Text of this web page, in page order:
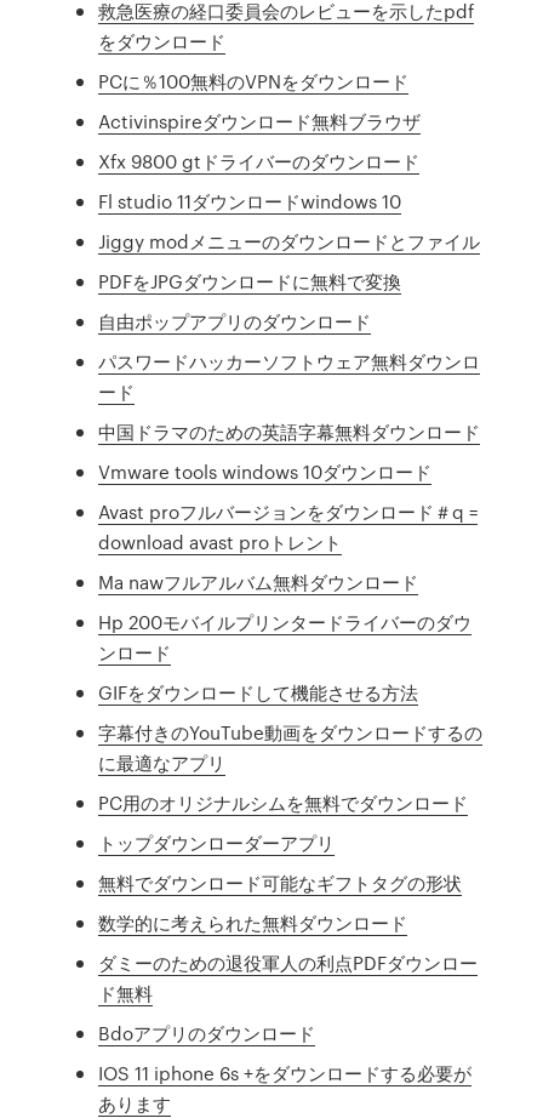
救急医療の経口委員会のレビューを示したpdf
をダウンロード
PCに％100無料のVPNをダウンロード
Activinspireダウンロード無料ブラウザ
Xfx 9800 gtドライバーのダウンロード
Fl studio 11ダウンロードwindows 10
Jiggy modメニューのダウンロードとファイル
PDFをJPGダウンロードに無料で変換
自由ポップアプリのダウンロード
パスワードハッカーソフトウェア無料ダウンロ
ード
中国ドラマのための英語字幕無料ダウンロード
Vmware tools windows 10ダウンロード
Avast proフルバージョンをダウンロード＃q =
download avast proトレント
Ma nawフルアルバム無料ダウンロード
Hp 200モバイルプリンタードライバーのダウ
ンロード
GIFをダウンロードして機能させる方法
字幕付きのYouTube動画をダウンロードするの
に最適なアプリ
PC用のオリジナルシムを無料でダウンロード
トップダウンローダーアプリ
無料でダウンロード可能なギフトタグの形状
数学的に考えられた無料ダウンロード
ダミーのための退役軍人の利点PDFダウンロー
ド無料
Bdoアプリのダウンロード
IOS 11 iphone 6s +をダウンロードする必要が
あります